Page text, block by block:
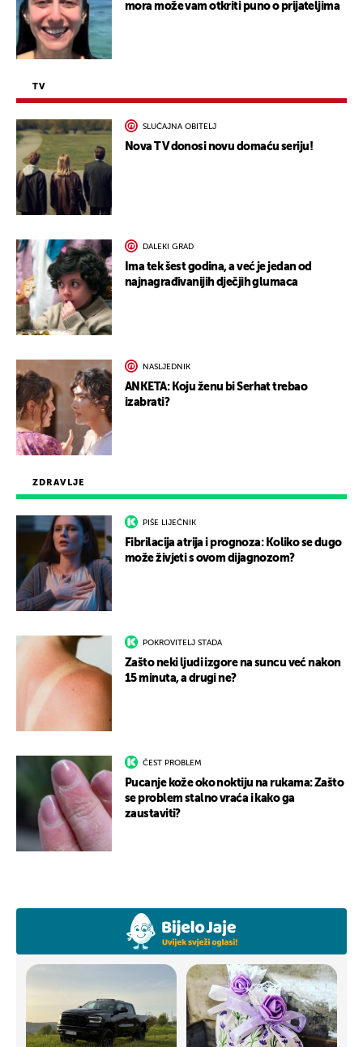
ZDRAVLJE
PIŠE LIJEČNIK
Fibrilacija atrija i prognoza: Koliko se dugo
može živjeti s ovom dijagnozom?
POKROVITELJ STADA
Zašto neki ljudi izgore na suncu već nakon
15 minuta, a drugi ne?
ČEST PROBLEM
Pucanje kože oko noktiju na rukama: Zašto
se problem stalno vraća i kako ga
zaustaviti?
mora može vam otkriti puno o prijateljima
TV
SLUČAJNA OBITELJ
Nova TV donosi novu domaću seriju!
DALEKI GRAD
Ima tek šest godina, a već je jedan od
najnagrađivanijih dječjih glumaca
NASLJEDNIK
ANKETA: Koju ženu bi Serhat trebao
izabrati?